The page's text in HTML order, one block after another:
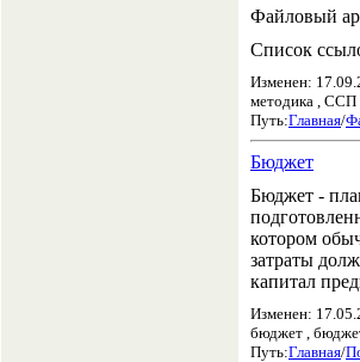
Файловый
Список
Изменен:
методика ,
Путь:Главная/
Бюджет
Бюджет -
котором
затраты
капитал
Изменен:
бюджет ,
Путь:Главная/